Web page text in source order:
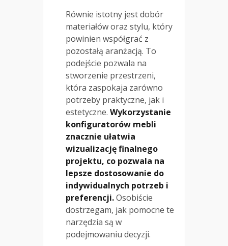
Równie istotny jest dobór
materiałów oraz stylu, który
powinien współgrać z
pozostałą aranżacją. To
podejście pozwala na
stworzenie przestrzeni,
która zaspokaja zarówno
potrzeby praktyczne, jak i
estetyczne. Wykorzystanie
konfiguratorów mebli
znacznie ułatwia
wizualizację finalnego
projektu, co pozwala na
lepsze dostosowanie do
indywidualnych potrzeb i
preferencji.Osobiście
dostrzegam, jak pomocne te
narzędzia są w
podejmowaniu decyzji.